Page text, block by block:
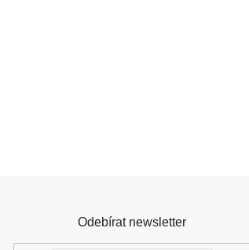
Odebírat newsletter